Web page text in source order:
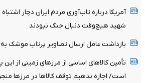
آمریکا درباره تاب‌آوری مردم ایران دچار
شهید هیچ‌وقت دنبال جنگ نبودند
بازداشت عامل ارسال تصاویر پرتاب موشک به
تأمین کالاهای اساسی از مرزهای زمینی از
است/ اجازه ندهیم توقف کالاها در مرزها